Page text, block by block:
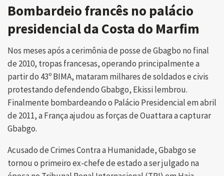
Bombardeio francês no palácio
presidencial da Costa do Marfim
Nos meses após a cerimônia de posse de Gbagbo no final
de 2010, tropas francesas, operando principalmente a
partir do 43º BIMA, mataram milhares de soldados e civis
protestando defendendo Gbabgo, Ekissi lembrou.
Finalmente bombardeando o Palácio Presidencial em abril
de 2011, a França ajudou as forças de Ouattara a capturar
Gbabgo.
Acusado de Crimes Contra a Humanidade, Gbabgo se
tornou o primeiro ex-chefe de estado a ser julgado na